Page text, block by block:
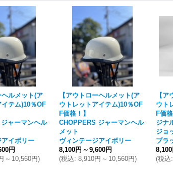
ヘルメット(ア
テム)10％OF
ャーマンヘル
イボリー
円
～ 10,560円)
【アウトローヘルメット(ア
ウトレットアイテム)10％OF
F価格！】
CHOPPERS ジャーマンヘル
メット
ヴィンテージアイボリー
8,100円 ～ 9,600円
(税込: 8,910円 ～ 10,560円)
【
ウト
F価
ジナ
ジョ
ブラ
8,100
(税込: